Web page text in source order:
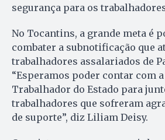
segurança para os
No Tocantins, a grande meta é
combater a subnotificação que
trabalhadores assalariados de
“Esperamos poder contar com a
Trabalhador do Estado para
trabalhadores que sofreram
de suporte”, diz Liliam Deisy.